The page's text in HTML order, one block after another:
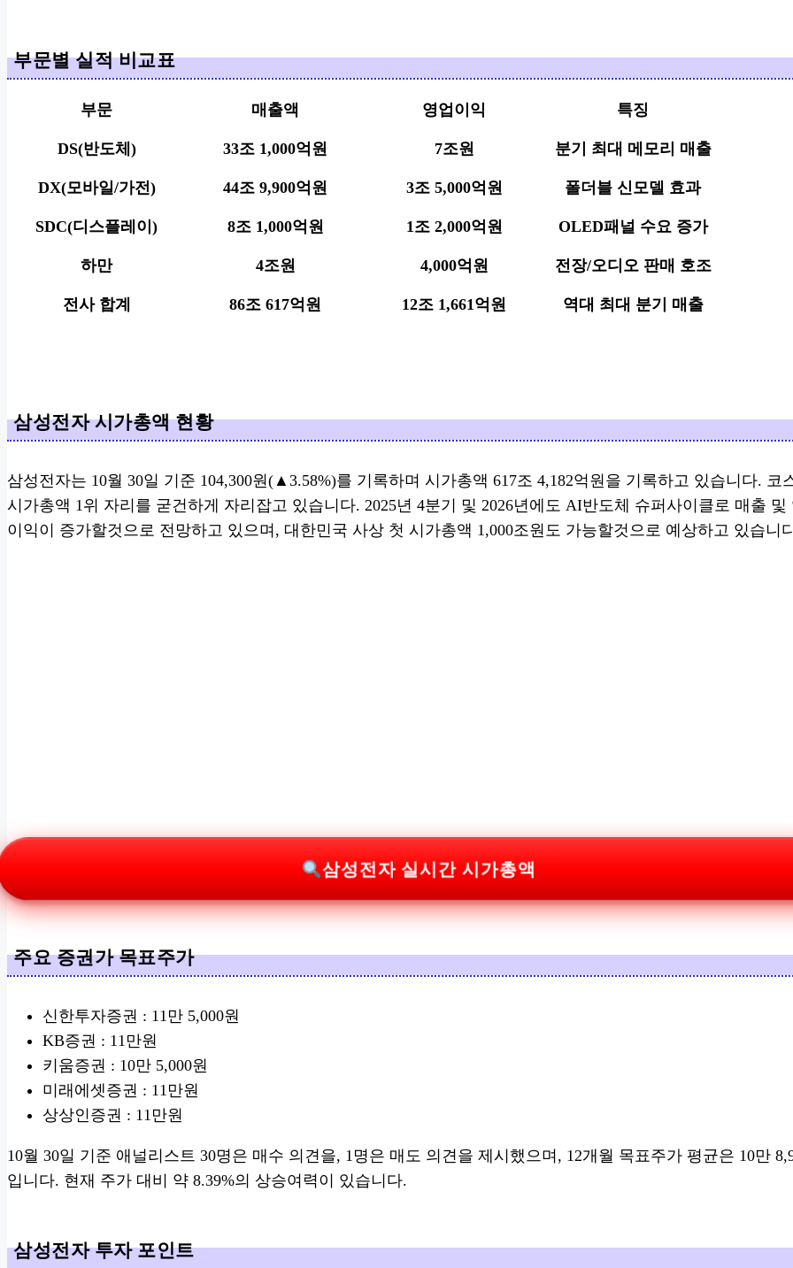
부문별 실적 비교표
부문 매출액 영업이익 특징
DS(반도체) 33조 1,000억원 7조원 분기 최대 메모리 매출
DX(모바일/가전) 44조 9,900억원 3조 5,000억원 폴더블 신모델 효과
SDC(디스플레이) 8조 1,000억원 1조 2,000억원 OLED패널 수요 증가
하만 4조원 4,000억원 전장/오디오 판매 호조
전사 합계 86조 617억원 12조 1,661억원 역대 최대 분기 매출
삼성전자 시가총액 현황
삼성전자는 10월 30일 기준 104,300원(▲3.58%)를 기록하며 시가총액 617조 4,182억원을 기록하고 있습니다. 코
시가총액 1위 자리를 굳건하게 자리잡고 있습니다. 2025년 4분기 및 2026년에도 AI반도체 슈퍼사이클로 매출 및
이익이 증가할것으로 전망하고 있으며, 대한민국 사상 첫 시가총액 1,000조원도 가능할것으로 예상하고 있습니
삼성전자 실시간 시가총액
주요 증권가 목표주가
신한투자증권 : 11만 5,000원
KB증권 : 11만원
키움증권 : 10만 5,000원
미래에셋증권 : 11만원
상상인증권 : 11만원
10월 30일 기준 애널리스트 30명은 매수 의견을, 1명은 매도 의견을 제시했으며, 12개월 목표주가 평균은 10만
입니다. 현재 주가 대비 약 8.39%의 상승여력이 있습니다.
삼성전자 투자 포인트